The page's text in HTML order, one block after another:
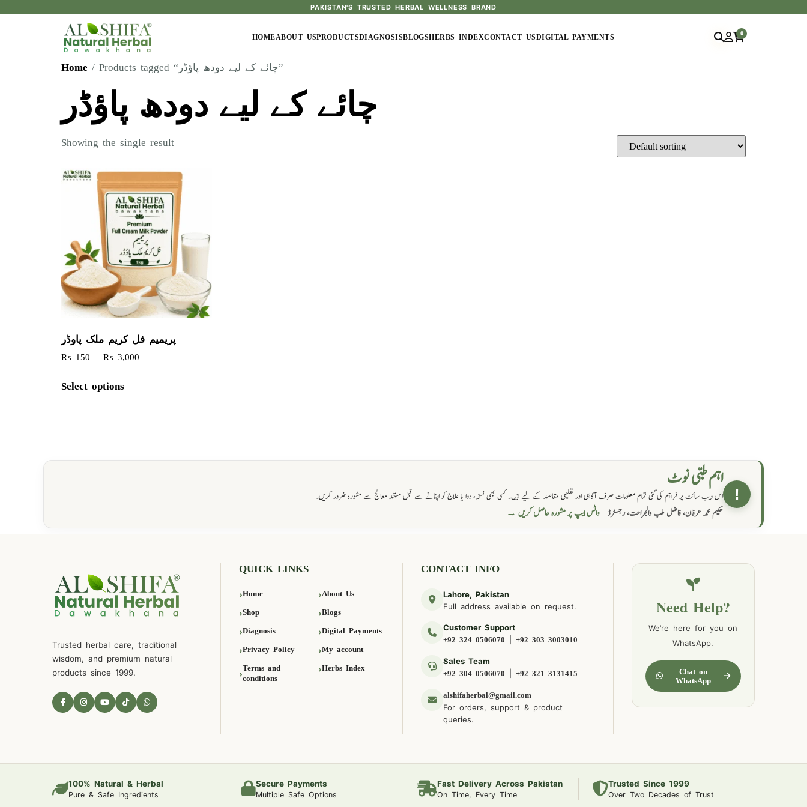
PAKISTAN'S TRUSTED HERBAL WELLNESS BRAND
HOMEABOUT USPRODUCTSDIAGNOSISBLOGSHERBS INDEXCONTACT USDIGITAL PAYMENTS
0
Home / Products tagged “چائے کے لیے دودھ پاؤڈر”
چائے کے لیے دودھ پاؤڈر
Showing the single result
پریمیم فل کریم ملک پاوڈر
₨ 150 – ₨ 3,000
Select options
!
اہم طبی نوٹ
اس ویب سائٹ پر فراہم کی گئی تمام معلومات صرف آگاہی اور تعلیمی مقاصد کے لیے ہیں۔ کسی بھی نسخہ، دوا یا علاج کو اپنانے سے قبل مستند معالج سے مشورہ ضرور کریں۔
حکیم محمد عرفان، فاضل طب والجراحت، رجسٹرڈ واٹس ایپ پر مشورہ حاصل کریں →
Trusted herbal care, traditional
wisdom, and premium natural
products since 1999.
QUICK LINKS
Home About Us
Shop Blogs
Diagnosis Digital Payments
Privacy Policy My account
Terms and
conditions
Herbs Index
CONTACT INFO
Lahore, Pakistan
Full address available on request.
Customer Support
+92 324 0506070 |+92 303 3003010
Sales Team
+92 304 0506070 |+92 321 3131415
alshifaherbal@gmail.com
For orders, support & product
queries.
Need Help?
We’re here for you on
WhatsApp.
Chat on
WhatsApp
100% Natural & Herbal
Pure & Safe Ingredients
Secure Payments
Multiple Safe Options
Fast Delivery Across Pakistan
On Time, Every Time
Trusted Since 1999
Over Two Decades of Trust